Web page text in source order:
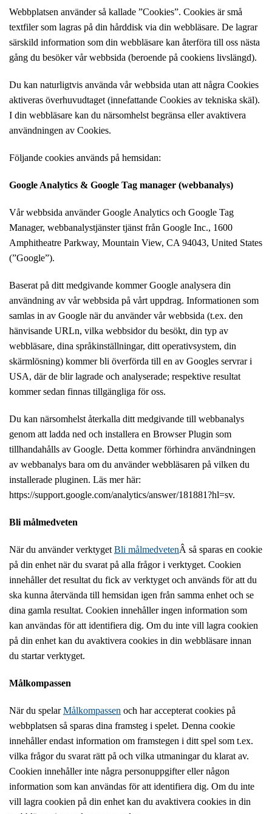
Webbplatsen använder så kallade ”Cookies”. Cookies är små
textfiler som lagras på din hårddisk via din webbläsare. De lagrar
särskild information som din webbläsare kan återföra till oss nästa
gång du besöker vår webbsida (beroende på cookiens livslängd).
Du kan naturligtvis använda vår webbsida utan att några Cookies
aktiveras överhuvudtaget (innefattande Cookies av tekniska skäl).
I din webbläsare kan du närsomhelst begränsa eller avaktivera
användningen av Cookies.
Följande cookies används på hemsidan:
Google Analytics & Google Tag manager (webbanalys)
Vår webbsida använder Google Analytics och Google Tag
Manager, webbanalystjänster tjänst från Google Inc., 1600
Amphitheatre Parkway, Mountain View, CA 94043, United States
(”Google”).
Baserat på ditt medgivande kommer Google analysera din
användning av vår webbsida på vårt uppdrag. Informationen som
samlas in av Google när du använder vår webbsida (t.ex. den
hänvisande URLn, vilka webbsidor du besökt, din typ av
webbläsare, dina språkinställningar, ditt operativsystem, din
skärmlösning) kommer bli överförda till en av Googles servrar i
USA, där de blir lagrade och analyserade; respektive resultat
kommer sedan finnas tillgängliga för oss.
Du kan närsomhelst återkalla ditt medgivande till webbanalys
genom att ladda ned och installera en Browser Plugin som
tillhandahålls av Google. Detta kommer förhindra användningen
av webbanalys bara om du använder webbläsaren på vilken du
installerade pluginen. Läs mer här:
https://support.google.com/analytics/answer/181881?hl=sv.
Bli målmedveten
När du använder verktyget Bli målmedvetenÂ så sparas en cookie
på din enhet när du svarat på alla frågor i verktyget. Cookien
innehåller det resultat du fick av verktyget och används för att du
ska kunna återvända till hemsidan igen från samma enhet och se
dina gamla resultat. Cookien innehåller ingen information som
kan användas för att identifiera dig. Om du inte vill lagra cookien
på din enhet kan du avaktivera cookies in din webbläsare innan
du startar verktyget.
Målkompassen
När du spelarMålkompassen och har accepterat cookies på
webbplatsen så sparas dina framsteg i spelet. Denna cookie
innehåller endast information om framstegen i ditt spel som t.ex.
vilka frågor du svarat rätt på och vilka utmaningar du klarat av.
Cookien innehåller inte några personuppgifter eller någon
information som kan användas för att identifiera dig. Om du inte
vill lagra cookien på din enhet kan du avaktivera cookies in din